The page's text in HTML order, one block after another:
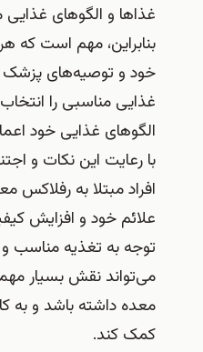
غذاها و الگوهای
بنابراین، مهم است که
خود و توصیه‌های
غذایی مناسبی را
الگوهای غذایی خود
با رعایت این نکات و
افراد مبتلا به رفلاکس
علائم خود و افزایش
توجه به تغذیه مناسب
می‌تواند نقش بسیار
معده داشته باشد و به
کمک کند.